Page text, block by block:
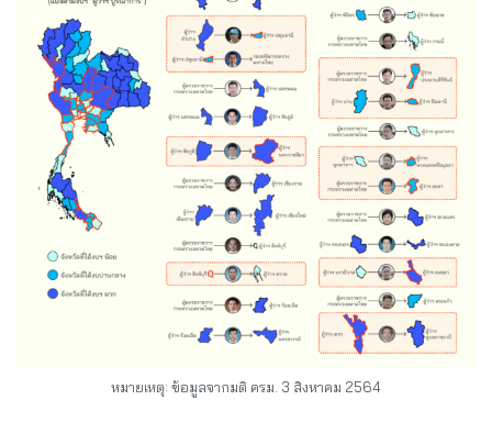
หมายเหตุ: ข้อมูลจากมติ ครม. 3 สิงหาคม 2564